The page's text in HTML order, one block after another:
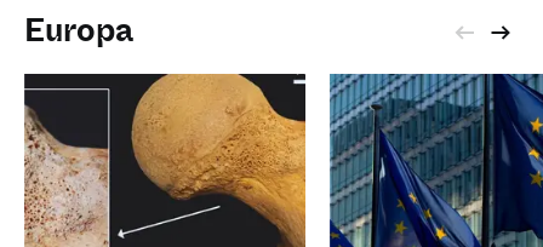
Europa